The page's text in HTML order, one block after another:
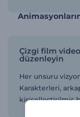
Çizgi film
düzenleyin
Her unsuru
Karakterleri,
kişiselleştirilmiş